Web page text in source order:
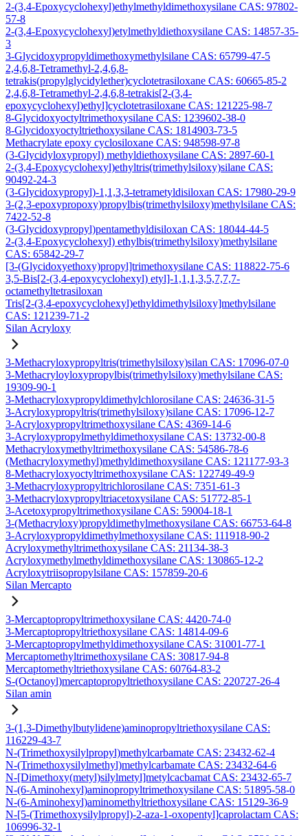
2-(3,4-Epoxycyclohexyl)ethylmethyldimethoxysilane CAS: 97802-
57-8
2-(3,4-Epoxycyclohexyl)etylmethyldiethoxysilane CAS: 14857-35-
3
3-Glycidoxypropyldimethoxymethylsilane CAS: 65799-47-5
2,4,6,8-Tetramethyl-2,4,6,8-
tetrakis(propylglycidylether)cyclotetrasiloxane CAS: 60665-85-2
2,4,6,8-Tetramethyl-2,4,6,8-tetrakis[2-(3,4-
epoxycyclohexyl)ethyl]cyclotetrasiloxane CAS: 121225-98-7
8-Glycidoxyoctyltrimethoxysilane CAS: 1239602-38-0
8-Glycidoxyoctyltriethoxysilane CAS: 1814903-73-5
Methacrylate epoxy cyclosiloxane CAS: 948598-97-8
(3-Glycidyloxypropyl) methyldiethoxysilane CAS: 2897-60-1
2-(3,4-Epoxycyclohexyl)ethyltris(trimethylsiloxy)silane CAS:
90492-24-3
(3-Glycidoxypropyl)-1,1,3,3-tetrametyldisiloxan CAS: 17980-29-9
3-(2,3-epoxypropoxy)propylbis(trimethylsiloxy)methylsilane CAS:
7422-52-8
(3-Glycidoxypropyl)pentamethyldisiloxan CAS: 18044-44-5
2-(3,4-Epoxycyclohexyl) ethylbis(trimethylsiloxy)methylsilane
CAS: 65842-29-7
[3-(Glycidoxyethoxy)propyl]trimethoxysilane CAS: 118822-75-6
3,5-Bis[2-(3,4-epoxycyclohexyl) etyl]-1,1,1,3,5,7,7,7-
octamethyltetrasiloxan
Tris[2-(3,4-epoxycyclohexyl)ethyldimethylsiloxy]methylsilane
CAS: 121239-71-2
Silan Acryloxy
3-Methacryloxypropyltris(trimethylsiloxy)silan CAS: 17096-07-0
3-Methacryloyloxypropylbis(trimethylsiloxy)methylsilane CAS:
19309-90-1
3-Methacryloxypropyldimethylchlorosilane CAS: 24636-31-5
3-Acryloxypropyltris(trimethylsiloxy)silane CAS: 17096-12-7
3-Acryloxypropyltrimethoxysilane CAS: 4369-14-6
3-Acryloxypropylmethyldimethoxysilane CAS: 13732-00-8
Methacryloxymethyltrimethoxysilane CAS: 54586-78-6
(Methacryloxymethyl)methyldimethoxysilane CAS: 121177-93-3
8-Methacryloxyoctyltrimethoxysilane CAS: 122749-49-9
3-Methacryloxypropyltrichlorosilane CAS: 7351-61-3
3-Methacryloxypropyltriacetoxysilane CAS: 51772-85-1
3-Acetoxypropyltrimethoxysilane CAS: 59004-18-1
3-(Methacryloxy)propyldimethylmethoxysilane CAS: 66753-64-8
3-Acryloxypropyldimethylmethoxysilane CAS: 111918-90-2
Acryloxymethyltrimethoxysilane CAS: 21134-38-3
Acryloxymethylmethyldimethoxysilane CAS: 130865-12-2
Acryloxytriisopropylsilane CAS: 157859-20-6
Silan Mercapto
3-Mercaptopropyltrimethoxysilane CAS: 4420-74-0
3-Mercaptopropyltriethoxysilane CAS: 14814-09-6
3-Mercaptopropylmethyldimethoxysilane CAS: 31001-77-1
Mercaptomethyltrimethoxysilane CAS: 30817-94-8
Mercaptomethyltriethoxysilane CAS: 60764-83-2
S-(Octanoyl)mercaptopropyltriethoxysilane CAS: 220727-26-4
Silan amin
3-(1,3-Dimethylbutylidene)aminopropyltriethoxysilane CAS:
116229-43-7
N-(Trimethoxysilylpropyl)methylcarbamate CAS: 23432-62-4
N-(Trimethoxysilylmethyl)methylcarbamate CAS: 23432-64-6
N-[Dimethoxy(metyl)silylmetyl]metylcacbamat CAS: 23432-65-7
N-(6-Aminohexyl)aminopropyltrimethoxysilane CAS: 51895-58-0
N-(6-Aminohexyl)aminomethyltriethoxysilane CAS: 15129-36-9
N-[5-(Trimethoxysilylpropyl)-2-aza-1-oxopentyl]caprolactam CAS:
106996-32-1